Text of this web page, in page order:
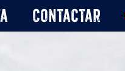
Contactar